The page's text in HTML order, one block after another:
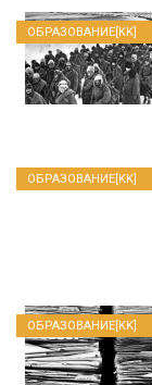
ОБРАЗОВАНИЕ[KK]
ОБРАЗОВАНИЕ[KK]
ОБРАЗОВАНИЕ[KK]